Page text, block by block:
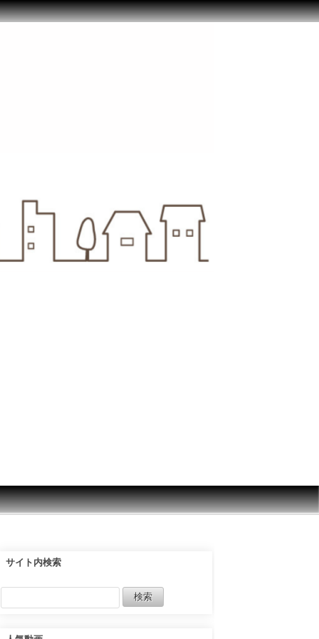
サイト内検索